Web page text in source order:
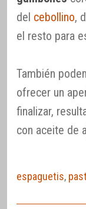
del cebollino,
el resto para
También
ofrecer un
finalizar,
con aceite de
espaguetis,